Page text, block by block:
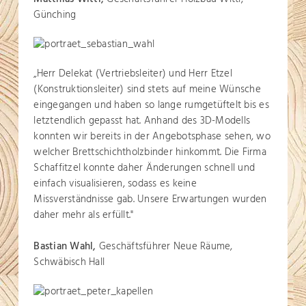
Günching
„Herr Delekat (Vertriebsleiter) und Herr Etzel
(Konstruktionsleiter) sind stets auf meine Wünsche
eingegangen und haben so lange rumgetüftelt bis es
letztendlich gepasst hat. Anhand des 3D-Modells
konnten wir bereits in der Angebotsphase sehen, wo
welcher Brettschichtholzbinder hinkommt. Die Firma
Schaffitzel konnte daher Änderungen schnell und
einfach visualisieren, sodass es keine
Missverständnisse gab. Unsere Erwartungen wurden
daher mehr als erfüllt."
Bastian Wahl, Geschäftsführer Neue Räume,
Schwäbisch Hall